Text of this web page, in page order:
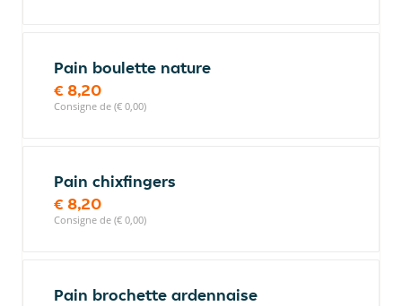
Pain boulette nature
€ 8,20
Consigne de (€ 0,00)
Pain chixfingers
€ 8,20
Consigne de (€ 0,00)
Pain brochette ardennaise